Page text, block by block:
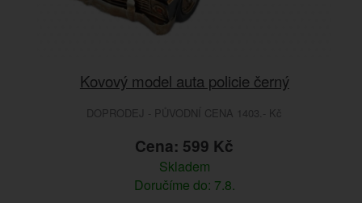
Kovový model auta policie černý
DOPRODEJ - PŮVODNÍ CENA 1403.- Kč
Cena: 599 Kč
Skladem
Doručíme do: 7.8.